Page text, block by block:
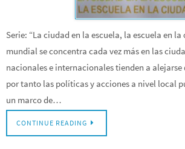
Serie: “La ciudad en la escuela, la escuela en
mundial se concentra cada vez más en las
nacionales e internacionales tienden a alejarse
por tanto las políticas y acciones a nivel local
un marco de…
CONTINUE READING